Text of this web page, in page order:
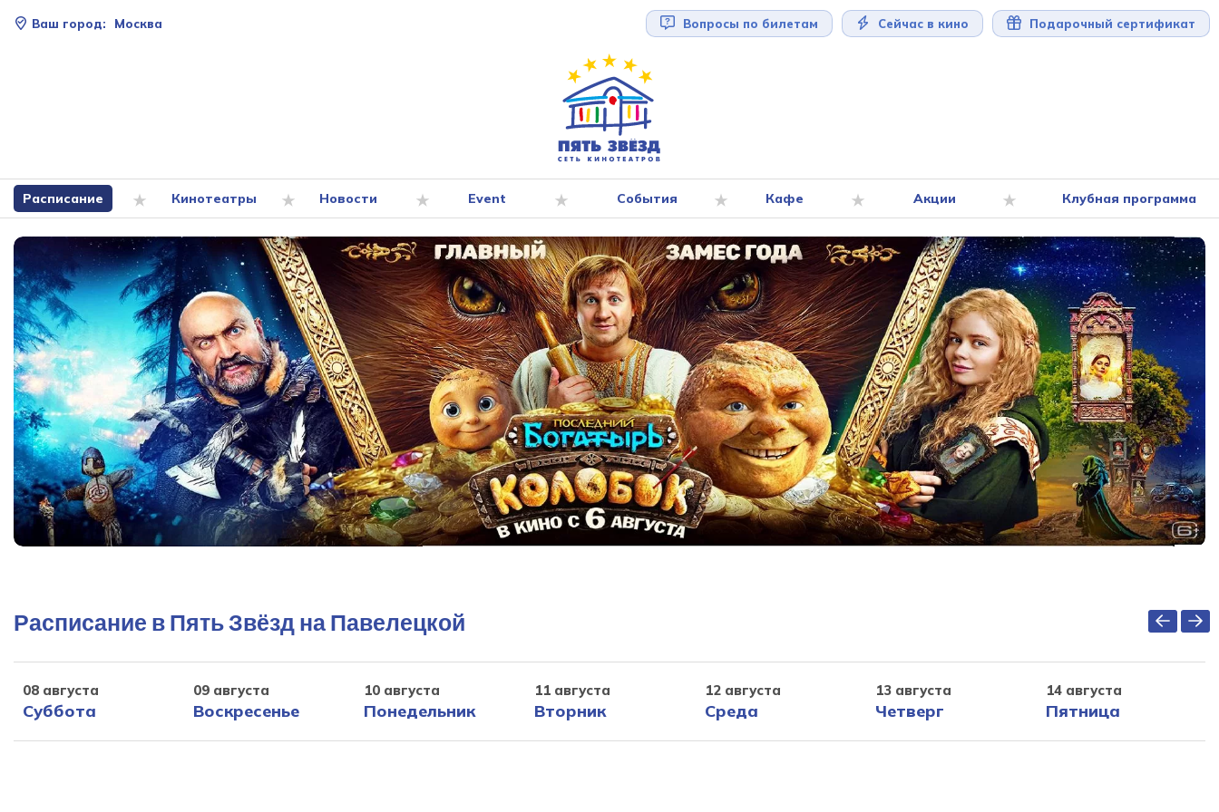
Ваш город: Москва Вопросы по билетам Сейчас в кино Подарочный сертификат
Расписание Кинотеатры Новости Event События Кафе Акции Клубная программа
Расписание в Пять Звёзд на Павелецкой
08 августа
Суббота
09 августа
Воскресенье
10 августа
Понедельник
11 августа
Вторник
12 августа
Среда
13 августа
Четверг
14 августа
Пятница